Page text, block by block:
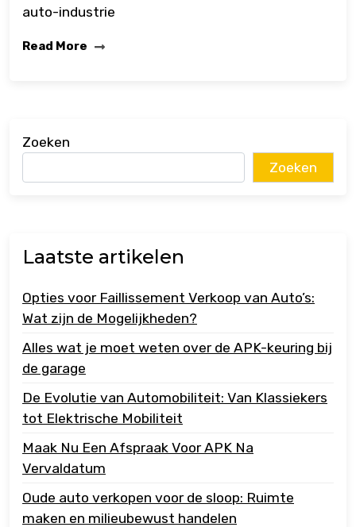
auto-industrie
Read More
Zoeken
Zoeken
Laatste artikelen
Opties voor Faillissement Verkoop van Auto’s:
Wat zijn de Mogelijkheden?
Alles wat je moet weten over de APK-keuring bij
de garage
De Evolutie van Automobiliteit: Van Klassiekers
tot Elektrische Mobiliteit
Maak Nu Een Afspraak Voor APK Na
Vervaldatum
Oude auto verkopen voor de sloop: Ruimte
maken en milieubewust handelen